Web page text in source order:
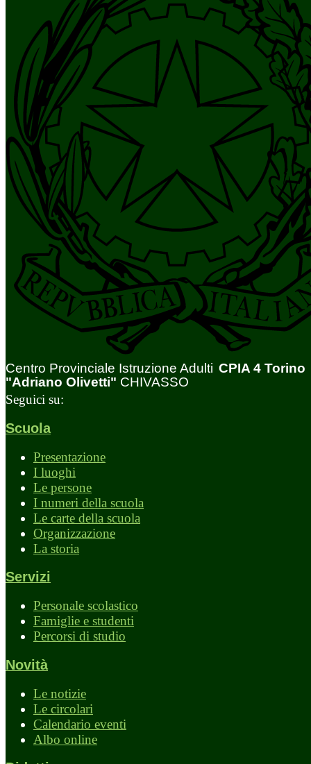
Centro Provinciale Istruzione Adulti CPIA 4 Torino
"Adriano Olivetti" CHIVASSO
Seguici su:
Scuola
Presentazione
I luoghi
Le persone
I numeri della scuola
Le carte della scuola
Organizzazione
La storia
Servizi
Personale scolastico
Famiglie e studenti
Percorsi di studio
Novità
Le notizie
Le circolari
Calendario eventi
Albo online